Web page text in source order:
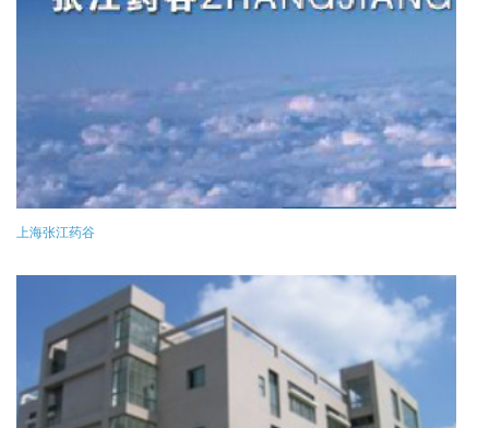
上海张江药谷